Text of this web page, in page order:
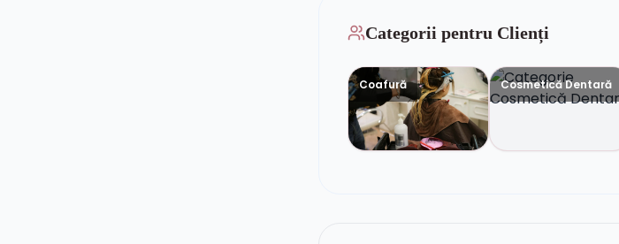
Categorii pentru Clienți
Coafură Cosmetică Dentară